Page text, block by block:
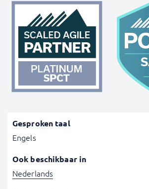
Gesproken taal
Engels
Ook beschikbaar in
Nederlands